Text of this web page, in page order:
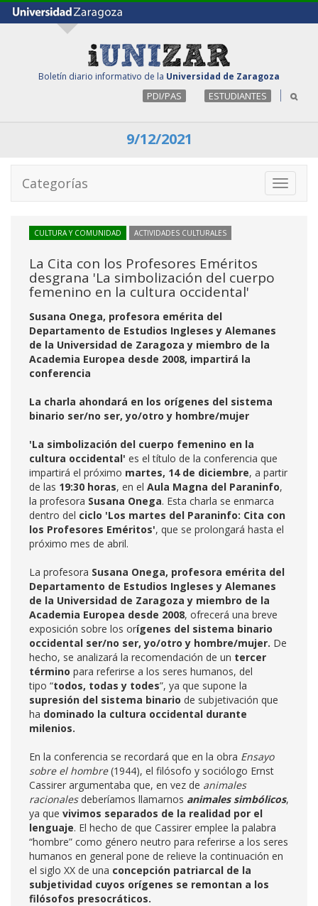
Boletín diario informativo de la Universidad de Zaragoza
PDI/PAS ESTUDIANTES
9/12/2021
Toggle
Categorías
CULTURA Y COMUNIDAD ACTIVIDADES CULTURALES
La Cita con los Profesores Eméritos
desgrana 'La simbolización del cuerpo
femenino en la cultura occidental'
Susana Onega, profesora emérita del
Departamento de Estudios Ingleses y Alemanes
de la Universidad de Zaragoza y miembro de la
Academia Europea desde 2008, impartirá la
conferencia
La charla ahondará en los orígenes del sistema
binario ser/no ser, yo/otro y hombre/mujer
'La simbolización del cuerpo femenino en la
cultura occidental' es el título de la conferencia que
impartirá el próximo martes, 14 de diciembre, a partir
de las 19:30 horas, en el Aula Magna del Paraninfo,
la profesora Susana Onega. Esta charla se enmarca
dentro del ciclo 'Los martes del Paraninfo: Cita con
los Profesores Eméritos', que se prolongará hasta el
próximo mes de abril.
La profesora Susana Onega, profesora emérita del
Departamento de Estudios Ingleses y Alemanes
de la Universidad de Zaragoza y miembro de la
Academia Europea desde 2008, ofrecerá una breve
exposición sobre los orígenes del sistema binario
occidental ser/no ser, yo/otro y hombre/mujer. De
hecho, se analizará la recomendación de un tercer
término para referirse a los seres humanos, del
tipo “todos, todas y todes”, ya que supone la
supresión del sistema binario de subjetivación que
ha dominado la cultura occidental durante
milenios.
En la conferencia se recordará que en la obra Ensayo
sobre el hombre(1944), el filósofo y sociólogo Ernst
Cassirer argumentaba que, en vez de animales
racionalesdeberíamos llamarnos animales simbólicos,
ya que vivimos separados de la realidad por el
lenguaje. El hecho de que Cassirer emplee la palabra
“hombre” como género neutro para referirse a los seres
humanos en general pone de relieve la continuación en
el siglo XX de una concepción patriarcal de la
subjetividad cuyos orígenes se remontan a los
filósofos presocráticos.